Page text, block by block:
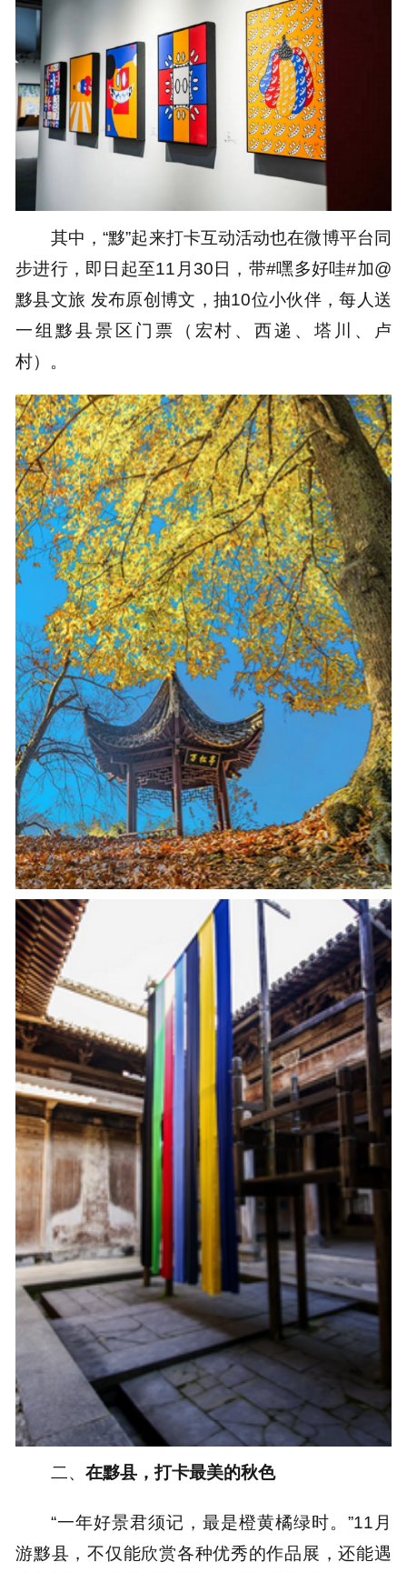
其中，“黟”起来打卡互动活动也在微博平台同
步进行，即日起至11月30日，带#嘿多好哇#加@
黟县文旅 发布原创博文，抽10位小伙伴，每人送
一组黟县景区门票（宏村、西递、塔川、卢
村）。
二、 在黟县，打卡最美的秋色
“一年好景君须记，最是橙黄橘绿时。”11月
游黟县，不仅能欣赏各种优秀的作品展，还能遇